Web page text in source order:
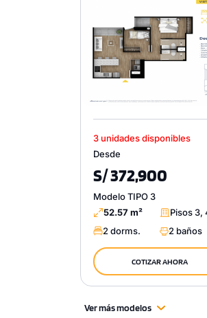
3 unidades disponibles
Desde
S/ 372,900
Modelo TIPO 3
52.57 m²
Pisos 3,
2 dorms.
2 baños
COTIZAR AHORA
Ver más modelos